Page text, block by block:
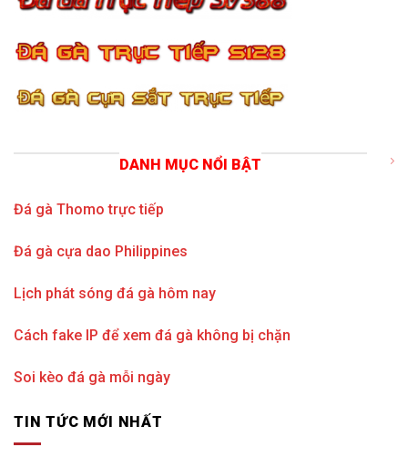
DANH MỤC NỔI BẬT
Đá gà Thomo trực tiếp
Đá gà cựa dao Philippines
Lịch phát sóng đá gà hôm nay
Cách fake IP để xem đá gà không bị chặn
Soi kèo đá gà mỗi ngày
TIN TỨC MỚI NHẤT